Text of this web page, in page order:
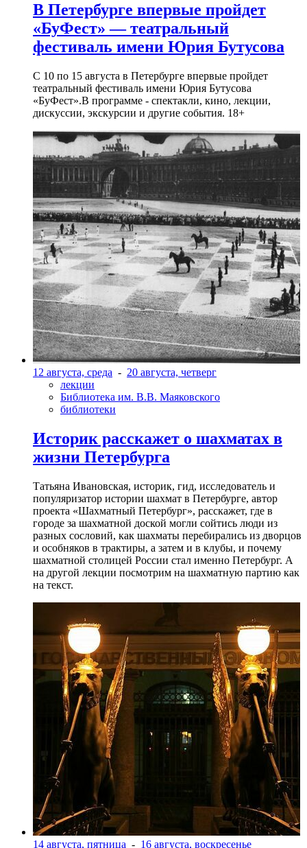
В Петербурге впервые пройдет
«БуФест» — театральный
фестиваль имени Юрия Бутусова
С 10 по 15 августа в Петербурге впервые пройдет
театральный фестиваль имени Юрия Бутусова
«БуФест».В программе - спектакли, кино, лекции,
дискуссии, экскурсии и другие события. 18+
12 августа, среда - 20 августа, четверг
лекции
Библиотека им. В.В. Маяковского
библиотеки
Историк расскажет о шахматах в
жизни Петербурга
Татьяна Ивановская, историк, гид, исследователь и
популяризатор истории шахмат в Петербурге, автор
проекта «Шахматный Петербург», расскажет, где в
городе за шахматной доской могли сойтись люди из
разных сословий, как шахматы перебирались из дворцов
и особняков в трактиры, а затем и в клубы, и почему
шахматной столицей России стал именно Петербург. А
на другой лекции посмотрим на шахматную партию как
на текст.
14 августа, пятница - 16 августа, воскресенье